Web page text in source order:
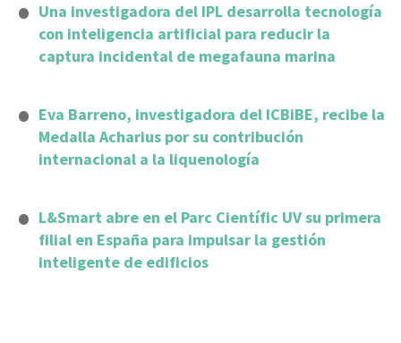
Una investigadora del IPL desarrolla tecnología
con inteligencia artificial para reducir la
captura incidental de megafauna marina
Eva Barreno, investigadora del ICBiBE, recibe la
Medalla Acharius por su contribución
internacional a la liquenología
L&Smart abre en el Parc Científic UV su primera
filial en España para impulsar la gestión
inteligente de edificios